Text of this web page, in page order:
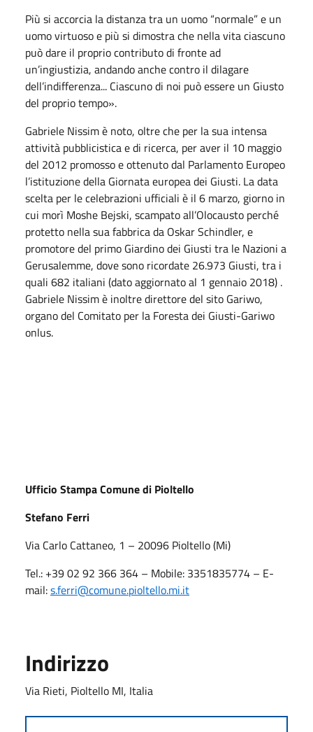
Più si accorcia la distanza tra un uomo “normale” e un
uomo virtuoso e più si dimostra che nella vita ciascuno
può dare il proprio contributo di fronte ad
un’ingiustizia, andando anche contro il dilagare
dell’indifferenza... Ciascuno di noi può essere un Giusto
del proprio tempo».
Gabriele Nissim è noto, oltre che per la sua intensa
attività pubblicistica e di ricerca, per aver il 10 maggio
del 2012 promosso e ottenuto dal Parlamento Europeo
l’istituzione della Giornata europea dei Giusti. La data
scelta per le celebrazioni ufficiali è il 6 marzo, giorno in
cui morì Moshe Bejski, scampato all’Olocausto perché
protetto nella sua fabbrica da Oskar Schindler, e
promotore del primo Giardino dei Giusti tra le Nazioni a
Gerusalemme, dove sono ricordate 26.973 Giusti, tra i
quali 682 italiani (dato aggiornato al 1 gennaio 2018) .
Gabriele Nissim è inoltre direttore del sito Gariwo,
organo del Comitato per la Foresta dei Giusti-Gariwo
onlus.
Ufficio Stampa Comune di Pioltello
Stefano Ferri
Via Carlo Cattaneo, 1 – 20096 Pioltello (Mi)
Tel.: +39 02 92 366 364 – Mobile: 3351835774 – E-
mail:s.ferri@comune.pioltello.mi.it
Indirizzo
Via Rieti, Pioltello MI, Italia